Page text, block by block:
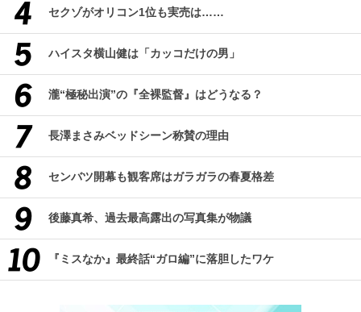
セクゾがオリコン1位も実売は……
ハイスタ横山健は「カッコだけの男」
瀧“極秘出演”の『全裸監督』はどうなる？
長澤まさみベッドシーン称賛の理由
センバツ開幕も観客席はガラガラの春夏格差
後藤真希、過去最高露出の写真集が物議
『ミスなか』最終話“ガロ編”に落胆したワケ